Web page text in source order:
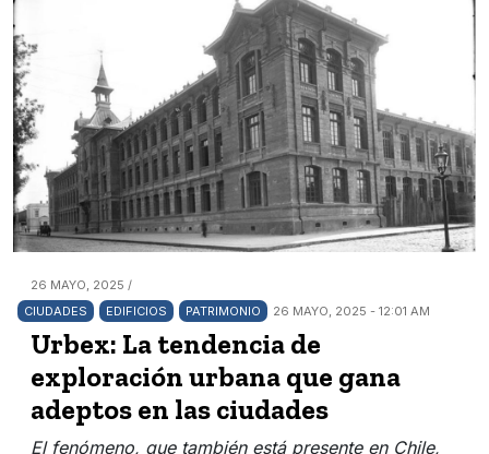
26 MAYO, 2025 /
CIUDADES
EDIFICIOS PATRIMONIO 26 MAYO, 2025 - 12:01 AM
Urbex: La tendencia de
exploración urbana que gana
adeptos en las ciudades
El fenómeno, que también está presente en Chile,